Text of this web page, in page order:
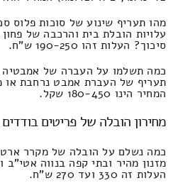
מהו תעריף שינוע של סוכות פלוס
עלויות הובלת בית והרכבה של
סיכוך? העלות זהו 190-250 ש"ח.
כמה תשלמו על העברה של אמבטיה
תעריף של העברת אמבט נרחבת או
המחיר הינו 180-450 שקל.
מחירון הובלה של פריטים
כמה נשלם על הובלה של מקרר
מזנון מהיר ובתי קפה בנווה אטי"ב
העלות זה 330 ועד 270 ש"ח.